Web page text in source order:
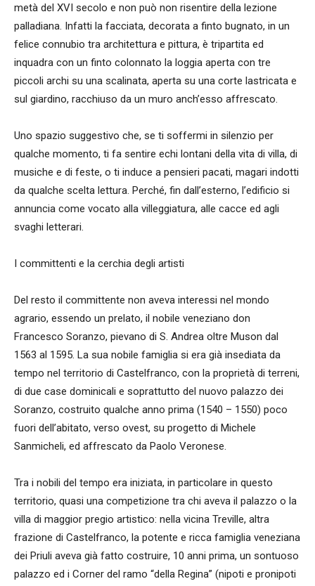
metà del XVI secolo e non può non risentire della lezione
palladiana. Infatti la facciata, decorata a finto bugnato, in un
felice connubio tra architettura e pittura, è tripartita ed
inquadra con un finto colonnato la loggia aperta con tre
piccoli archi su una scalinata, aperta su una corte lastricata e
sul giardino, racchiuso da un muro anch’esso affrescato.
Uno spazio suggestivo che, se ti soffermi in silenzio per
qualche momento, ti fa sentire echi lontani della vita di villa, di
musiche e di feste, o ti induce a pensieri pacati, magari indotti
da qualche scelta lettura. Perché, fin dall’esterno, l’edificio si
annuncia come vocato alla villeggiatura, alle cacce ed agli
svaghi letterari.
I committenti e la cerchia degli artisti
Del resto il committente non aveva interessi nel mondo
agrario, essendo un prelato, il nobile veneziano don
Francesco Soranzo, pievano di S. Andrea oltre Muson dal
1563 al 1595. La sua nobile famiglia si era già insediata da
tempo nel territorio di Castelfranco, con la proprietà di terreni,
di due case dominicali e soprattutto del nuovo palazzo dei
Soranzo, costruito qualche anno prima (1540 – 1550) poco
fuori dell’abitato, verso ovest, su progetto di Michele
Sanmicheli, ed affrescato da Paolo Veronese.
Tra i nobili del tempo era iniziata, in particolare in questo
territorio, quasi una competizione tra chi aveva il palazzo o la
villa di maggior pregio artistico: nella vicina Treville, altra
frazione di Castelfranco, la potente e ricca famiglia veneziana
dei Priuli aveva già fatto costruire, 10 anni prima, un sontuoso
palazzo ed i Corner del ramo “della Regina” (nipoti e pronipoti